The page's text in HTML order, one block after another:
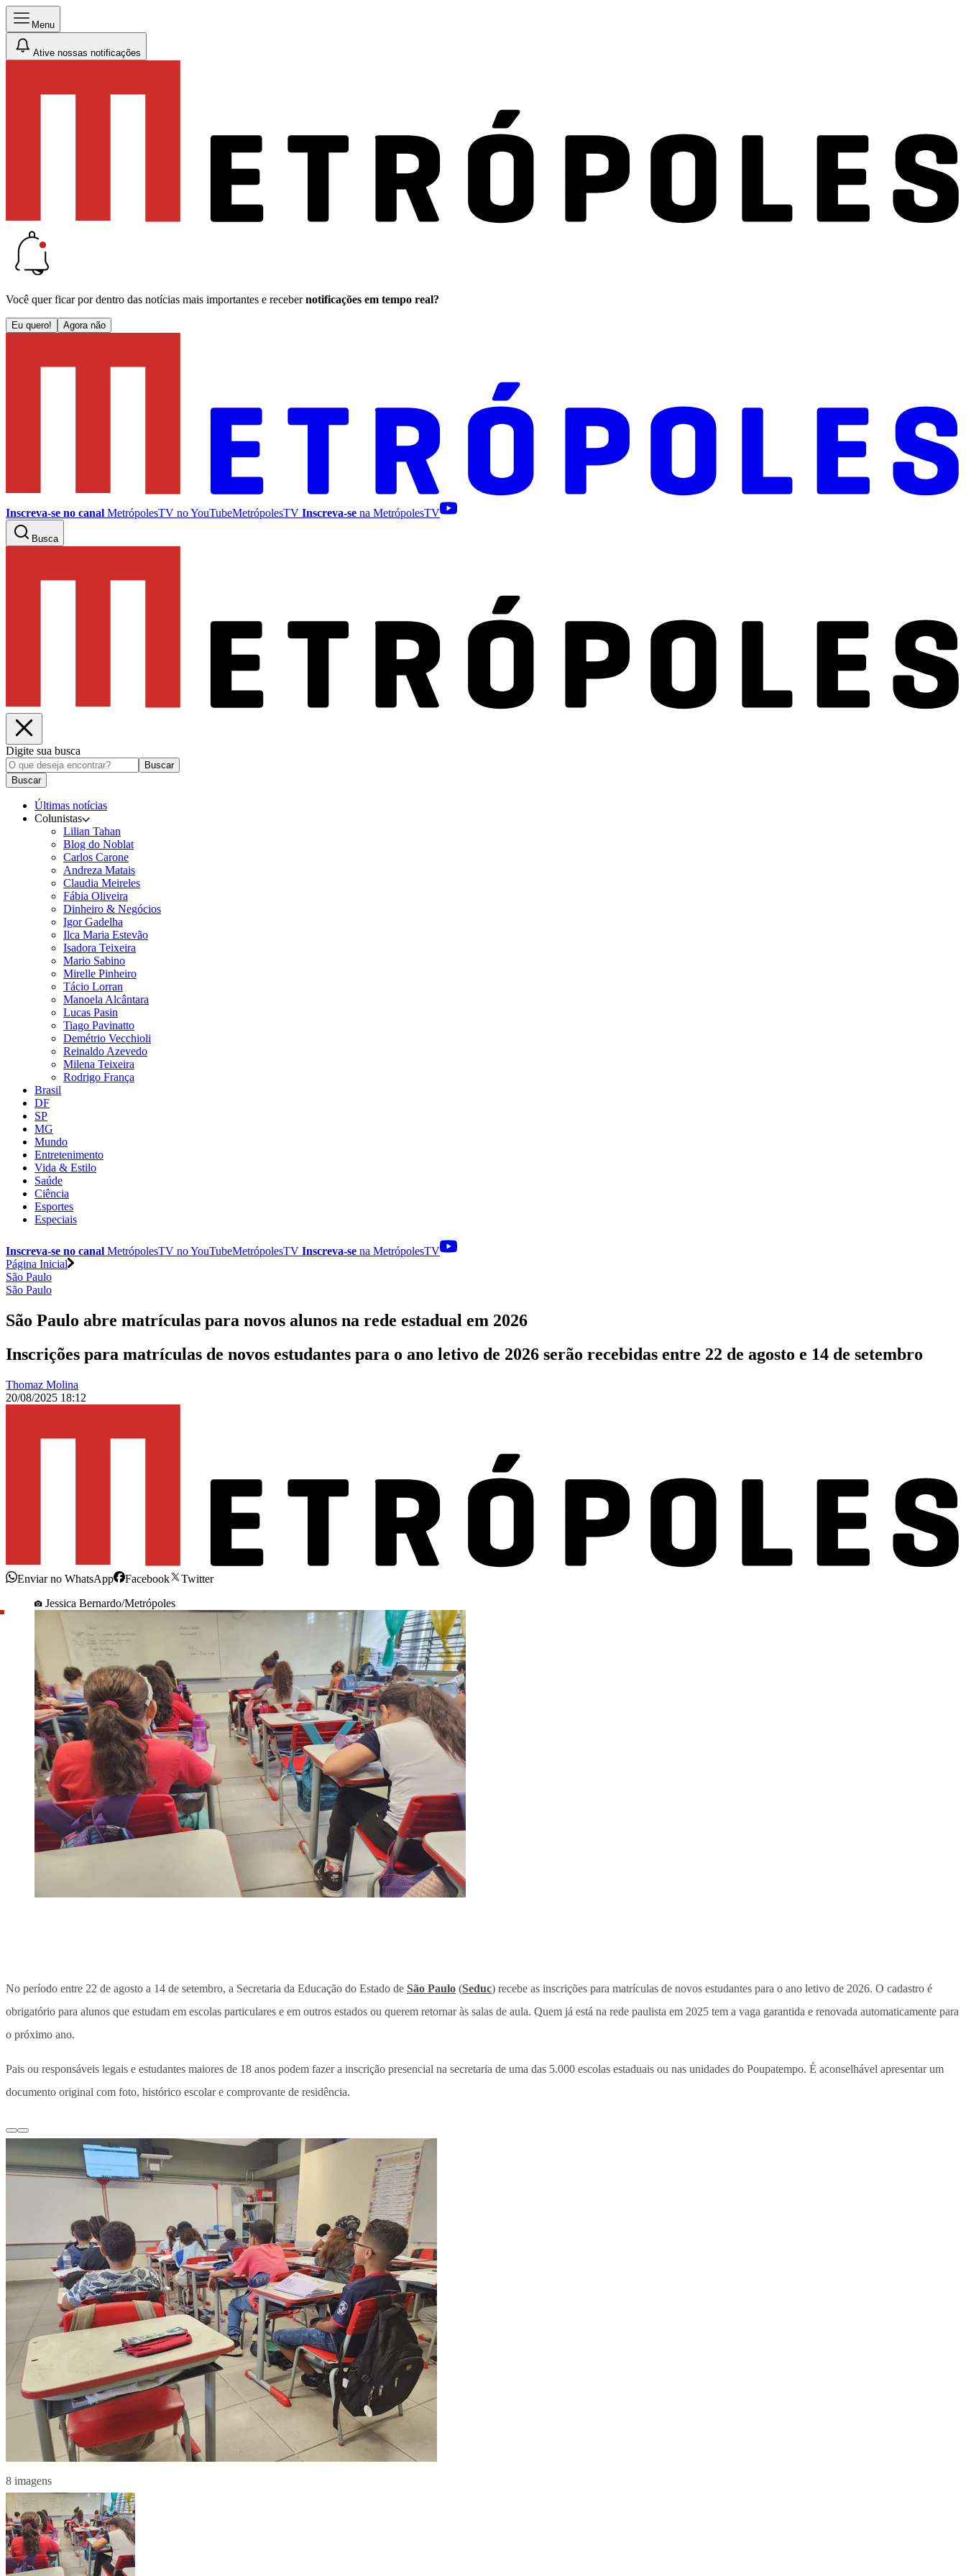
Menu
Ative nossas notificações
Você quer ficar por dentro das notícias mais importantes e receber notificações em tempo real?
Eu quero! Agora não
Inscreva-se no canal MetrópolesTV noYouTubeMetrópolesTV Inscreva-se na MetrópolesTV
Busca
Digite sua busca
Buscar
Buscar
Últimas notícias
Colunistas
Lilian Tahan
Blog do Noblat
Carlos Carone
Andreza Matais
Claudia Meireles
Fábia Oliveira
Dinheiro & Negócios
Igor Gadelha
Ilca Maria Estevão
Isadora Teixeira
Mario Sabino
Mirelle Pinheiro
Tácio Lorran
Manoela Alcântara
Lucas Pasin
Tiago Pavinatto
Demétrio Vecchioli
Reinaldo Azevedo
Milena Teixeira
Rodrigo França
Brasil
DF
SP
MG
Mundo
Entretenimento
Vida & Estilo
Saúde
Ciência
Esportes
Especiais
Inscreva-se no canal MetrópolesTV noYouTubeMetrópolesTV Inscreva-se na MetrópolesTV
Página Inicial
São Paulo
São Paulo
São Paulo abre matrículas para novos alunos na rede estadual em 2026
Inscrições para matrículas de novos estudantes para o ano letivo de 2026 serão recebidas entre 22 de agosto e 14 de setembro
Thomaz Molina
20/08/2025 18:12
Enviar no WhatsApp Facebook
Twitter
Jessica Bernardo/Metrópoles
No período entre 22 de agosto a 14 de setembro, a Secretaria da Educação do Estado de São Paulo (Seduc) recebe as inscrições para matrículas de novos estudantes para o ano letivo de 2026. O cadastro é
obrigatório para alunos que estudam em escolas particulares e em outros estados ou querem retornar às salas de aula. Quem já está na rede paulista em 2025 tem a vaga garantida e renovada automaticamente para
o próximo ano.
Pais ou responsáveis legais e estudantes maiores de 18 anos podem fazer a inscrição presencial na secretaria de uma das 5.000 escolas estaduais ou nas unidades do Poupatempo. É aconselhável apresentar um
documento original com foto, histórico escolar e comprovante de residência.
8 imagens